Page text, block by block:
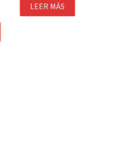
LEER MÁS